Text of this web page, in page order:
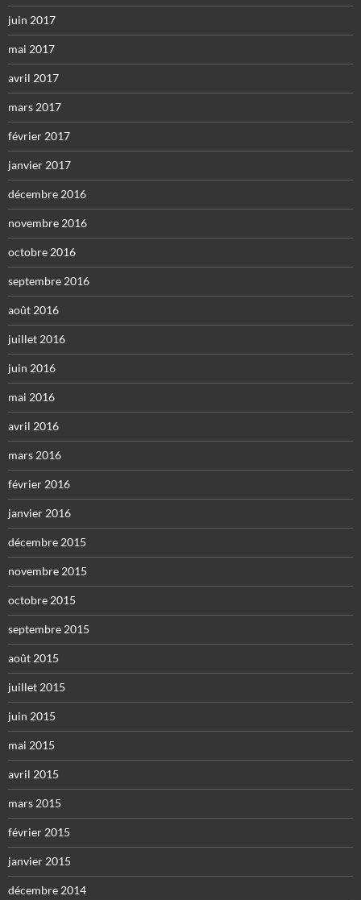
juin 2017
mai 2017
avril 2017
mars 2017
février 2017
janvier 2017
décembre 2016
novembre 2016
octobre 2016
septembre 2016
août 2016
juillet 2016
juin 2016
mai 2016
avril 2016
mars 2016
février 2016
janvier 2016
décembre 2015
novembre 2015
octobre 2015
septembre 2015
août 2015
juillet 2015
juin 2015
mai 2015
avril 2015
mars 2015
février 2015
janvier 2015
décembre 2014